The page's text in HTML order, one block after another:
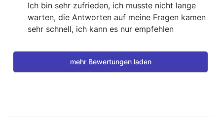
Ich bin sehr zufrieden, ich musste nicht lange
warten, die Antworten auf meine Fragen kamen
sehr schnell, ich kann es nur empfehlen
mehr Bewertungen laden